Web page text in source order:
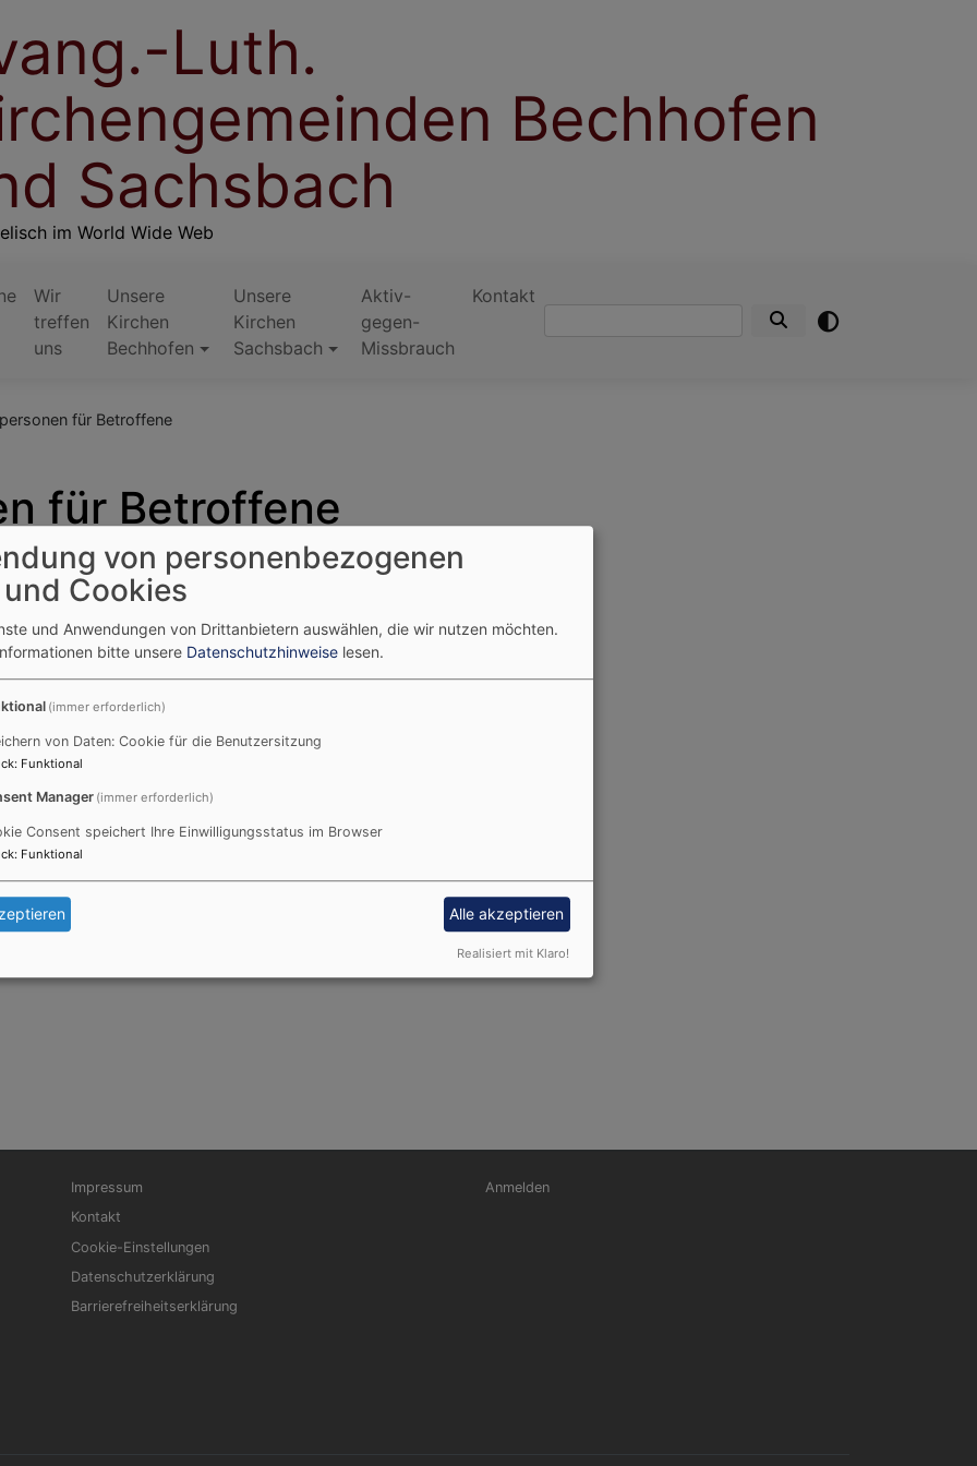
Luth.
Bechhofen
Sachsbach
im World Wide Web
Wir
treffen
uns
Unsere
Kirchen
Bechhofen
Unsere
Kirchen
Sachsbach
Aktiv-
gegen-
Missbrauch
Kontakt
für Betroffene
für Betroffene
betroffen sind, finden Sie Unterstützung:
Fußbereichsmenü
Impressum
Kontakt
Cookie-Einstellungen
Datenschutzerklärung
Barrierefreiheitserklärung
Benutzermenü
Anmelden
von personenbezogenen
Cookies
und Anwendungen von Drittanbietern auswählen, die wir nutzen möchten.
bitte unsere Datenschutzhinweise lesen.
(immer erforderlich)
von Daten: Cookie für die Benutzersitzung
: Funktional
Manager (immer erforderlich)
Consent speichert Ihre Einwilligungsstatus im Browser
: Funktional
Alle akzeptieren
Realisiert mit Klaro!